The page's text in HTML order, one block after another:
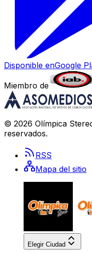
Disponible enGoogle
Miembro de
© 2026 Olímpica
reservados.
RSS
Mapa del sitio
Elegir Ciudad